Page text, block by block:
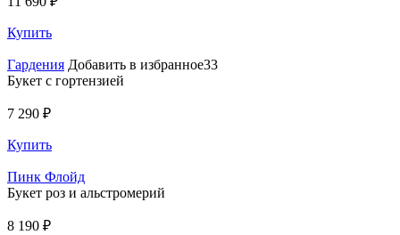
Купить
Гардения Добавить в избранное33
Букет с гортензией
7 290 ₽
Купить
Пинк Флойд
Букет роз и альстромерий
8 190 ₽